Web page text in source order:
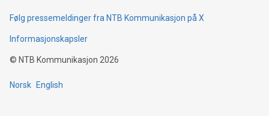
Følg pressemeldinger fra NTB Kommunikasjon på X
Informasjonskapsler
© NTB Kommunikasjon 2026
Norsk English